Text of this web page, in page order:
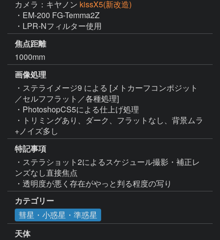
カメラ：キヤノン kissX5(新改造)
・EM-200 FG-Temma2Z
・LPR-Nフィルター使用
焦点距離
1000mm
画像処理
・ステライメージ9 による [メトカーフコンポジット
／セルフフラット／各種処理]
・PhotoshopCS5による仕上げ処理
・トリミングあり、ダーク、フラットなし、背景ムラ
+ノイズ多し
特記事項
・ステラショット2によるスケジュール撮影・補正レ
ンズなし直接焦点
・透明度が悪く存在がやっと判る程度の写り
カテゴリー
彗星・小惑星・準惑星
天体